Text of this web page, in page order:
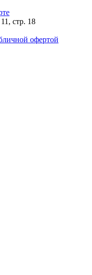
стр. 18
офертой